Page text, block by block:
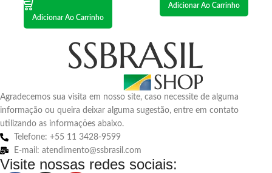
Adicionar Ao Carrinho
Adicionar Ao Carrinho
Agradecemos sua visita em nosso site, caso necessite de alguma
informação ou queira deixar alguma sugestão, entre em contato
utilizando as informações abaixo.
Telefone: +55 11 3428-9599
E-mail: atendimento@ssbrasil.com
Visite nossas redes sociais: